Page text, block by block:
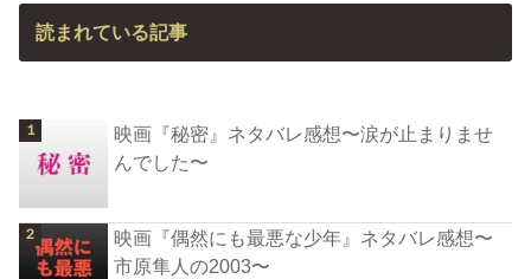
読まれている記事
映画『秘密』ネタバレ感想〜涙が止まりませ
んでした〜
映画『偶然にも最悪な少年』ネタバレ感想〜
市原隼人の2003〜